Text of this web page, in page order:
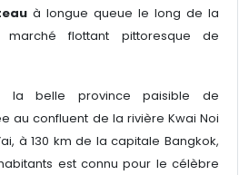
à longue queue le long de la
flottant pittoresque de
la belle province paisible de
au confluent de la rivière Kwai Noi
à 130 km de la capitale Bangkok,
est connu pour le célèbre